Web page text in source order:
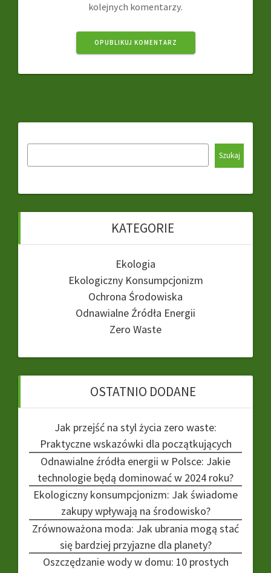
kolejnych komentarzy.
Szukaj
KATEGORIE
Ekologia
Ekologiczny Konsumpcjonizm
Ochrona Środowiska
Odnawialne Źródła Energii
Zero Waste
OSTATNIO DODANE
Jak przejść na styl życia zero waste:
Praktyczne wskazówki dla początkujących
Odnawialne źródła energii w Polsce: Jakie
technologie będą dominować w 2024 roku?
Ekologiczny konsumpcjonizm: Jak świadome
zakupy wpływają na środowisko?
Zrównoważona moda: Jak ubrania mogą stać
się bardziej przyjazne dla planety?
Oszczędzanie wody w domu: 10 prostych